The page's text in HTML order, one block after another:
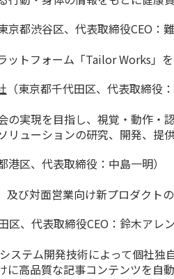
東京都渋谷区、代表取締役CEO：
ットフォーム「Tailor Works」を
（東京都千代田区、代表取締役
の実現を目指し、視覚・動作・
ューションの研究、開発、提供
港区、代表取締役：中島一明）
び対面営業向け新プロダクトの
区、代表取締役CEO：鈴木アレン
ステム開発技術によって個社
高品質な記事コンテンツを自